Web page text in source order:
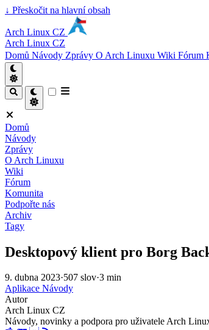
↓ Přeskočit na hlavní obsah
Arch Linux CZ
Arch Linux CZ
Domů Návody Zprávy O Arch Linuxu Wiki Fórum
Domů
Návody
Zprávy
O Arch Linuxu
Wiki
Fórum
Komunita
Podpořte nás
Archiv
Tagy
Desktopový klient pro Borg
9. dubna 2023·507 slov·3 min
Aplikace Návody
Autor
Arch Linux CZ
Návody, novinky a podpora pro uživatele Arch